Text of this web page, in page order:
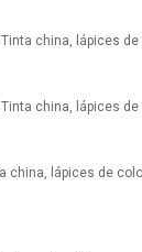
china, lápices
china, lápices
china, lápices de